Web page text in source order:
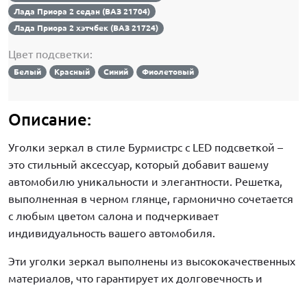
Лада Приора 2 седан (ВАЗ 21704)
Лада Приора 2 хэтчбек (ВАЗ 21724)
Цвет подсветки:
Белый Красный Синий Фиолетовый
Описание:
Уголки зеркал в стиле Бурмистрс с LED подсветкой –
это стильный аксессуар, который добавит вашему
автомобилю уникальности и элегантности. Решетка,
выполненная в черном глянце, гармонично сочетается
с любым цветом салона и подчеркивает
индивидуальность вашего автомобиля.
Эти уголки зеркал выполнены из высококачественных
материалов, что гарантирует их долговечность и